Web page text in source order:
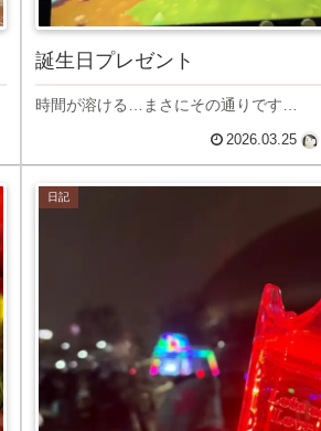
誕生日プレゼント
時間が溶ける…まさにその通りです…
2026.03.25
日記